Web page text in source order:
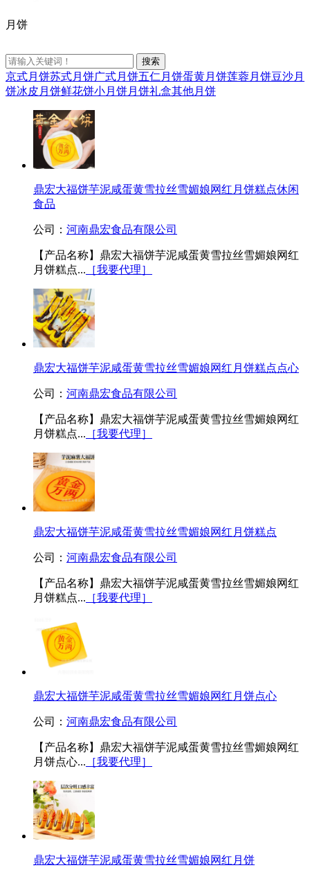
月饼
京式月饼苏式月饼广式月饼五仁月饼蛋黄月饼莲蓉月饼豆沙月
饼冰皮月饼鲜花饼小月饼月饼礼盒其他月饼
鼎宏大福饼芋泥咸蛋黄雪拉丝雪媚娘网红月饼糕点休闲
食品
公司： 河南鼎宏食品有限公司
【产品名称】鼎宏大福饼芋泥咸蛋黄雪拉丝雪媚娘网红
月饼糕点... ［我要代理］
鼎宏大福饼芋泥咸蛋黄雪拉丝雪媚娘网红月饼糕点点心
公司： 河南鼎宏食品有限公司
【产品名称】鼎宏大福饼芋泥咸蛋黄雪拉丝雪媚娘网红
月饼糕点... ［我要代理］
鼎宏大福饼芋泥咸蛋黄雪拉丝雪媚娘网红月饼糕点
公司： 河南鼎宏食品有限公司
【产品名称】鼎宏大福饼芋泥咸蛋黄雪拉丝雪媚娘网红
月饼糕点... ［我要代理］
鼎宏大福饼芋泥咸蛋黄雪拉丝雪媚娘网红月饼点心
公司： 河南鼎宏食品有限公司
【产品名称】鼎宏大福饼芋泥咸蛋黄雪拉丝雪媚娘网红
月饼点心... ［我要代理］
鼎宏大福饼芋泥咸蛋黄雪拉丝雪媚娘网红月饼